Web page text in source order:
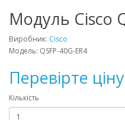
Модуль Cisco
Виробник: Cisco
Модель: QSFP-40G-ER4
Перевірте ціну
Кількість